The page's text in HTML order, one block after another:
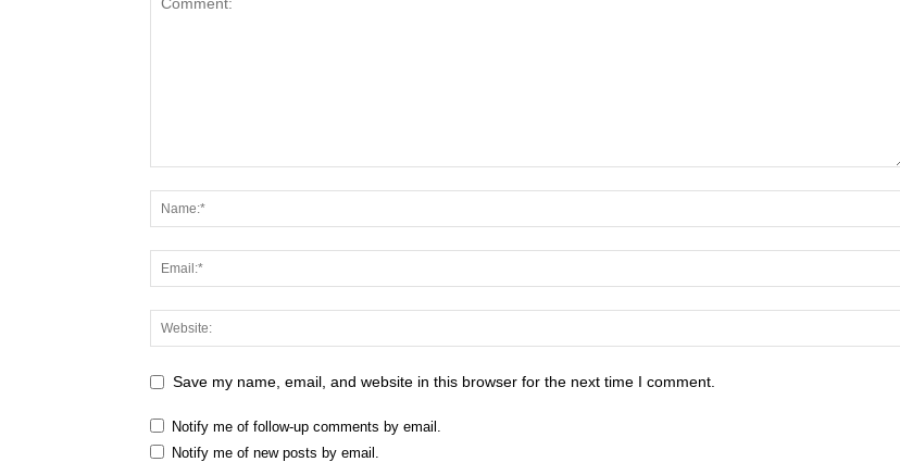
Save my name, email, and website in this browser for the next time I comment.
Notify me of follow-up comments by email.
Notify me of new posts by email.